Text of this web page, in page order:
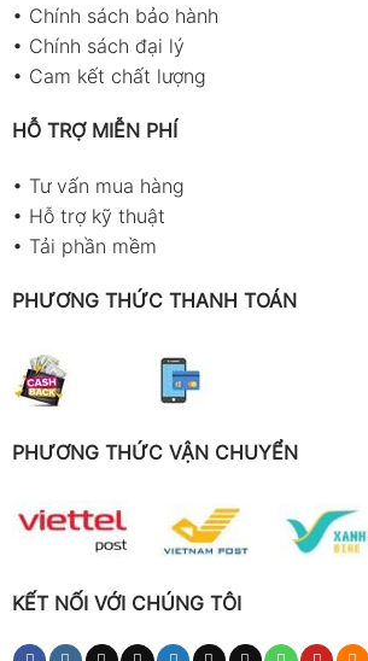
• Chính sách bảo hành
• Chính sách đại lý
• Cam kết chất lượng
HỖ TRỢ MIỄN PHÍ
• Tư vấn mua hàng
• Hỗ trợ kỹ thuật
• Tải phần mềm
PHƯƠNG THỨC THANH TOÁN
PHƯƠNG THỨC VẬN CHUYỂN
KẾT NỐI VỚI CHÚNG TÔI